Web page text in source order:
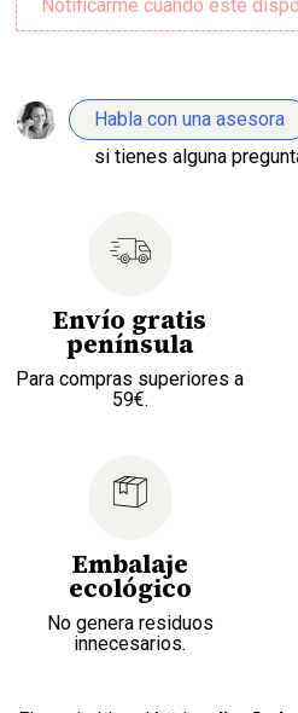
Habla con una asesora
si tienes alguna
Envío gratis
península
Para compras superiores a
59€.
Embalaje
ecológico
No genera residuos
innecesarios.